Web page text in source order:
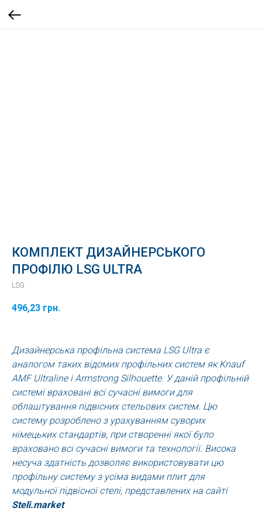
КОМПЛЕКТ ДИЗАЙНЕРСЬКОГО
ПРОФІЛЮ LSG ULTRA
LSG
496,23 грн.
Дизайнерська профільна система LSG Ultra є
аналогом таких відомих профільних систем як Knauf
AMF Ultraline і Armstrong Silhouette. У даній профільній
системі враховані всі сучасні вимоги для
облаштування підвісних стельових систем. Цю
систему розроблено з урахуванням суворих
німецьких стандартів, при створенні якої було
враховано всі сучасні вимоги та технології. Висока
несуча здатність дозволяє використовувати цю
профільну систему з усіма видами плит для
модульної підвісної стелі, представлених на сайті
Steli.market